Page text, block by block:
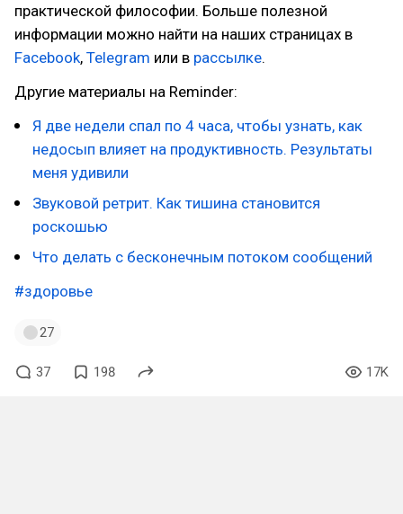
практической философии. Больше полезной
информации можно найти на наших страницах в
Facebook, Telegram или в рассылке.
Другие материалы на Reminder:
Я две недели спал по 4 часа, чтобы узнать, как
недосып влияет на продуктивность. Результаты
меня удивили
Звуковой ретрит. Как тишина становится
роскошью
Что делать с бесконечным потоком сообщений
#здоровье
27
37 198 17K